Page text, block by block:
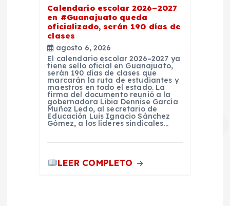
Calendario escolar 2026–2027
en #Guanajuato queda
oficializado, serán 190 días de
clases
agosto 6, 2026
El calendario escolar 2026–2027 ya
tiene sello oficial en Guanajuato,
serán 190 días de clases que
marcarán la ruta de estudiantes y
maestros en todo el estado. La
firma del documento reunió a la
gobernadora Libia Dennise García
Muñoz Ledo, al secretario de
Educación Luis Ignacio Sánchez
Gómez, a los líderes sindicales…
LEER COMPLETO